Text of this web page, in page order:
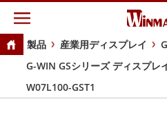
製品 産業用ディスプレイ
G-WIN GSシリーズ ディスプレ
W07L100-GST1